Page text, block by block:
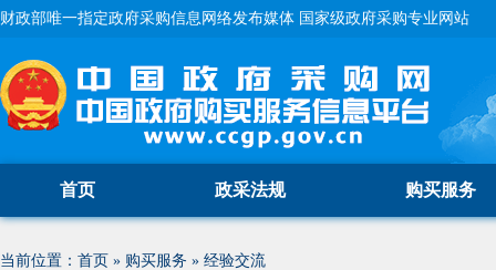
财政部唯一指定政府采购信息网络发布媒体 国家级政府采购专业网站
首页 政采法规 购买服务
当前位置： 首页 » 购买服务 » 经验交流